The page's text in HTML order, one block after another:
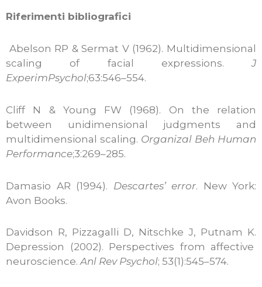
Riferimenti bibliografici
Abelson RP & Sermat V (1962). Multidimensional
scaling of facial expressions.J
ExperimPsychol;63:546–554.
Cliff N & Young FW (1968). On the relation
between unidimensional judgments and
multidimensional scaling. Organizal Beh Human
Performance;3:269–285.
Damasio AR (1994). Descartes’ error. New York:
Avon Books.
Davidson R, Pizzagalli D, Nitschke J, Putnam K.
Depression (2002). Perspectives from affective
neuroscience.Anl Rev Psychol; 53(1):545–574.